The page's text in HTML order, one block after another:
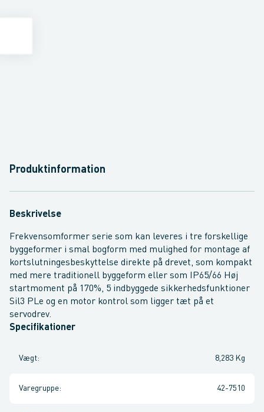
Produktinformation
Beskrivelse
Frekvensomformer serie som kan leveres i tre forskellige
byggeformer i smal bogform med mulighed for montage af
kortslutningesbeskyttelse direkte på drevet, som kompakt
med mere traditionell byggeform eller som IP65/66 Høj
startmoment på 170%, 5 indbyggede sikkerhedsfunktioner
Sil3 PLe og en motor kontrol som ligger tæt på et
servodrev.
Specifikationer
Vægt: 8,283 Kg
Varegruppe: 42-7510